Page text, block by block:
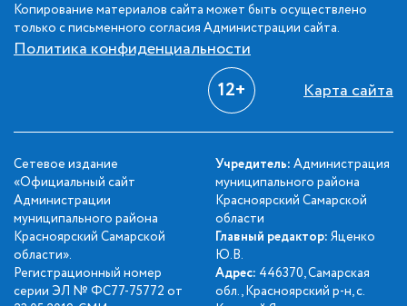
Копирование материалов сайта может быть осуществлено
только с письменного согласия Администрации сайта.
Политика конфиденциальности
12+ Карта сайта
Сетевое издание
«Официальный сайт
Администрации
муниципального района
Красноярский Самарской
области».
Регистрационный номер
серии ЭЛ № ФС77-75772 от
Учредитель: Администрация
муниципального района
Красноярский Самарской
области
Главный редактор: Яценко
Ю.В.
Адрес: 446370, Самарская
обл., Красноярский р-н, с.